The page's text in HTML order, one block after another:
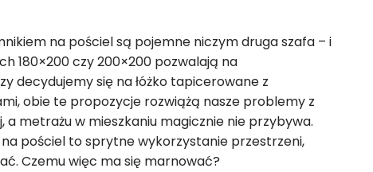
na pościel są pojemne niczym druga szafa – i
180×200 czy 200×200 pozwalają na
decydujemy się na łóżko tapicerowane z
obie te propozycje rozwiążą nasze problemy z
metrażu w mieszkaniu magicznie nie przybywa.
pościel to sprytne wykorzystanie przestrzeni,
Czemu więc ma się marnować?